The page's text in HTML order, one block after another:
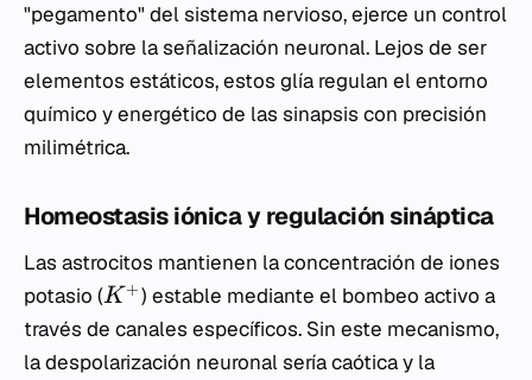
"pegamento" del sistema nervioso, ejerce un control
activo sobre la señalización neuronal. Lejos de ser
elementos estáticos, estos glía regulan el entorno
químico y energético de las sinapsis con precisión
milimétrica.
Homeostasis iónica y regulación sináptica
Las astrocitos mantienen la concentración de iones
potasio (K + ) estable mediante el bombeo activo a
través de canales específicos. Sin este mecanismo,
la despolarización neuronal sería caótica y la